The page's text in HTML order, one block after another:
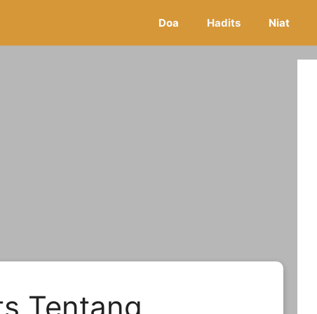
Doa Hadits Niat
Tentang